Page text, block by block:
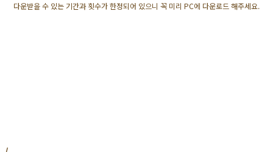
다운받을 수 있는 기간과 횟수가 한정되어 있으니 꼭 미리 PC에 다운로드 해주세요.